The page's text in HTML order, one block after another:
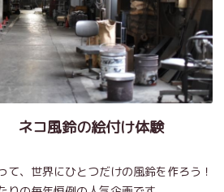
ネコ風鈴の絵付け体験
て、世界にひとつだけの風鈴を作ろう！